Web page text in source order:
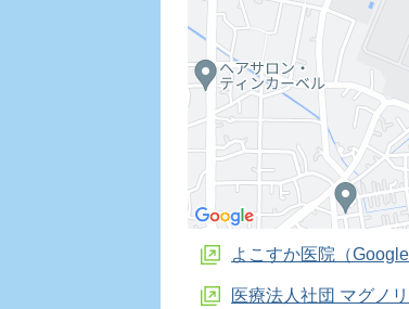
よこすか医院（Google
医療法人社団 マグノ